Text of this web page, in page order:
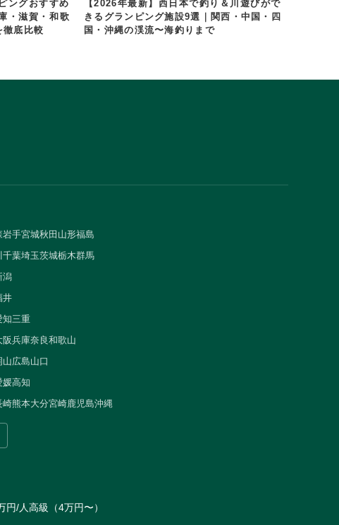
ングおすすめ
・滋賀・和歌
徹底比較
【2026年最新】西日本で釣り＆川遊びがで
きるグランピング施設9選｜関西・中国・四
国・沖縄の渓流〜海釣りまで
岩手宮城秋田 山形福島
千葉埼玉茨城栃木群馬
潟
井
知三重
阪兵庫奈良和歌山
山広島山口
媛高知
崎熊本大分宮崎鹿児島沖縄
円/人高級（4万円〜）